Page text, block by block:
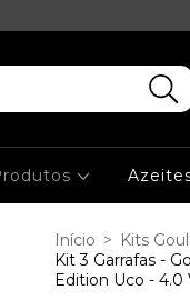
Início > Kits
Kit 3 Garrafas -
Edition Uco - 4.0